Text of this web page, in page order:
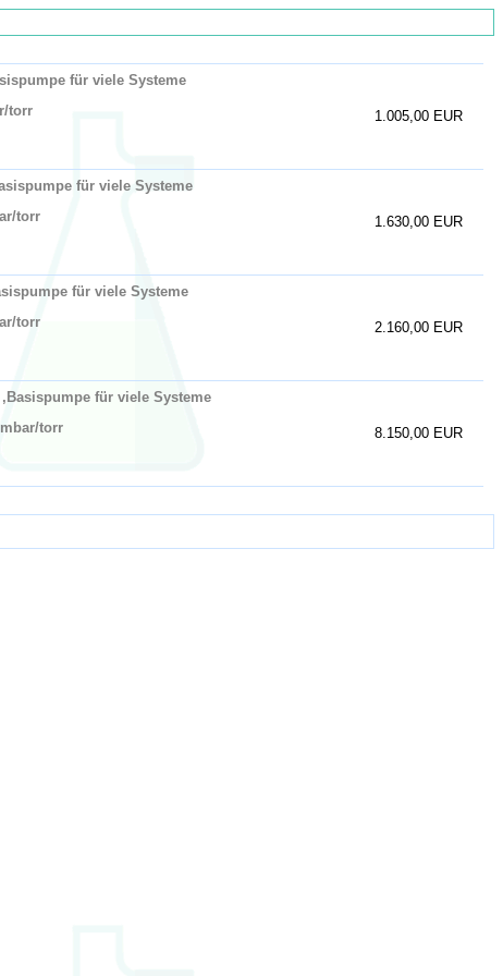
für viele Systeme
torr
1.005,00 EUR
für viele Systeme
torr
1.630,00 EUR
für viele Systeme
torr
2.160,00 EUR
für viele Systeme
torr
8.150,00 EUR